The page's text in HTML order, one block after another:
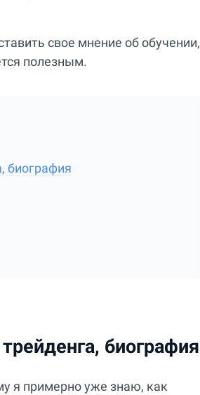
свое мнение об обучении,
полезным.
биография
биография
я примерно уже знаю, как